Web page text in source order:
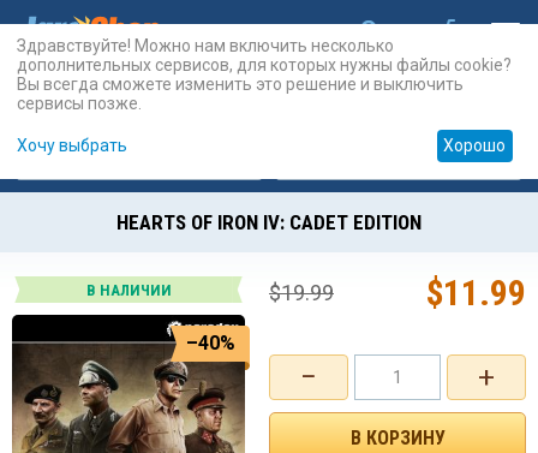
Карты Prepaid
HEARTS OF IRON IV: CADET EDITION
В НАЛИЧИИ
–40%
+
−
$11.99
$19.99
Здравствуйте! Можно нам включить несколько
дополнительных сервисов, для которых нужны файлы cookie?
Вы всегда сможете изменить это решение и выключить
сервисы позже.
Хочу выбрать Хорошо